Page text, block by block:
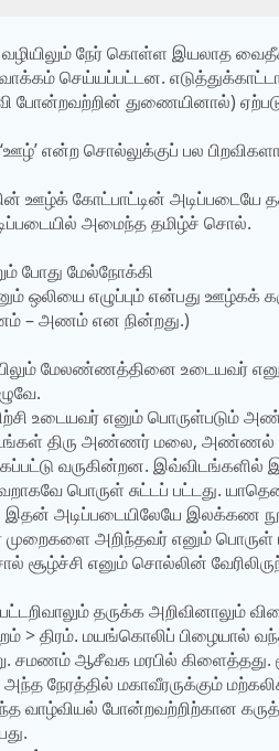
நேர் கொள்ள இயலாத
செய்யப்பட்டன.
போன்றவற்றின் துணையினால்)
என்ற சொல்லுக்குப் பல
கோட்பாட்டின் அடிப்படையே
அமைந்த தமிழ்ச் சொல்.
போது மேல்நோக்கி
எழுப்பும் என்பது ஊழ்கக்
அணம் என நின்றது.)
மேலண்ணத்தினை உடையவர்
உடையவர் எனும் பொருள்படும்
திரு அண்ணர் மலை, அண்ணல்
வருகின்றன.
பொருள் சுட்டப் பட்டது.
இதன் அடிப்படையிலேயே இலக்கண
அறிந்தவர் எனும் பொருள்
எனும் சொல்லின்
தருக்க அறிவினாலும்
> திரம். மயங்கொலிப் பிழையால்
ஆசீவக மரபில் கிளைத்தது.
நேரத்தில் மகாவீரருக்கும்
வாழ்வியல் போன்றவற்றிற்கான